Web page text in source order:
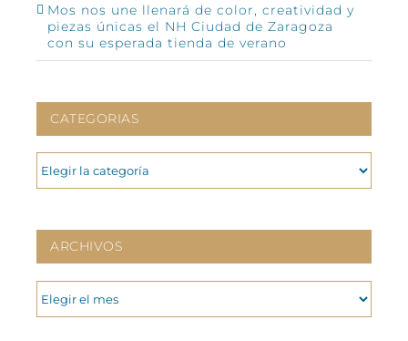
Mos nos une llenará de color, creatividad y
piezas únicas el NH Ciudad de Zaragoza
con su esperada tienda de verano
CATEGORIAS
CATEGORIAS
ARCHIVOS
ARCHIVOS